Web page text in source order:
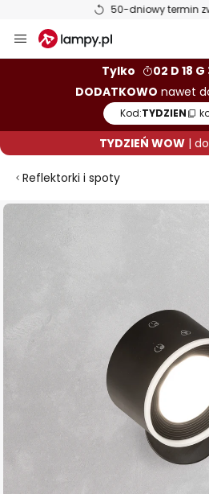
50-dniowy termin
Przejdź
do
Tylko
02 D 18 G
DODATKOWO nawet
Kod:TYDZIEN
TYDZIEŃ WOW|
Reflektorki i spoty
Przejdź